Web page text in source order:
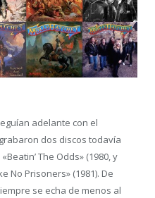
adelante con el
dos discos todavía
The Odds» (1980, y
No Prisoners» (1981). De
se echa de menos al